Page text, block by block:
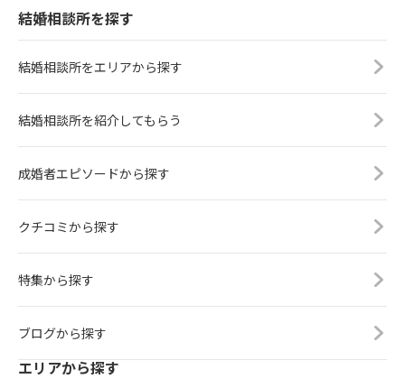
結婚相談所を探す
結婚相談所をエリアから探す
結婚相談所を紹介してもらう
成婚者エピソードから探す
クチコミから探す
特集から探す
ブログから探す
エリアから探す